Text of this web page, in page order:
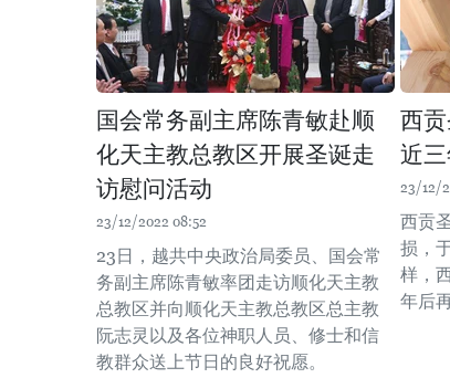
国会常务副主席陈青敏赴顺
化天主教总教区开展圣诞走
访慰问活动
23/12/2022 08:52
23日，越共中央政治局委员、国会常
务副主席陈青敏率团走访顺化天主教
总教区并向顺化天主教总教区总主教
阮志灵以及各位神职人员、修士和信
教群众送上节日的良好祝愿。
西
近
23/12/
西贡
损，
样，
年后